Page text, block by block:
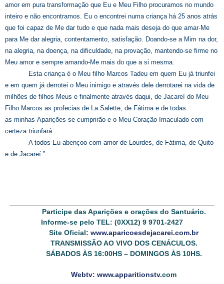
amor em pura transformação que Eu e Meu Filho procuramos no mundo
inteiro e não encontramos. Eu o encontrei numa criança há 25 anos atrás
que foi capaz de Me dar tudo e que nada mais deseja do que amar-Me
para Me dar alegria, contentamento, satisfação. Doando-se a Mim na dor,
na alegria, na doença, na dificuldade, na provação, mantendo-se firme no
Meu amor e sempre amando-Me mais do que a si mesma.
Esta criança é o Meu filho Marcos Tadeu em quem Eu já triunfei
e em quem já derrotei o Meu inimigo e através dele derrotarei na vida de
milhões de filhos Meus e finalmente através daqui, de Jacareí do Meu
Filho Marcos as profecias de La Salette, de Fátima e de todas
as minhas Aparições se cumprirão e o Meu Coração Imaculado com
certeza triunfará.
A todos Eu abençoo com amor de Lourdes, de Fátima, de Quito
e de Jacareí.”
Participe das Aparições e orações do Santuário.
Informe-se pelo TEL: (0XX12) 9 9701-2427
Site Oficial:www.aparicoesdejacarei.com.br
TRANSMISSÃO AO VIVO DOS CENÁCULOS.
SÁBADOS ÀS 16:00HS – DOMINGOS ÀS 10HS.
Webtv: www.apparitionstv.com